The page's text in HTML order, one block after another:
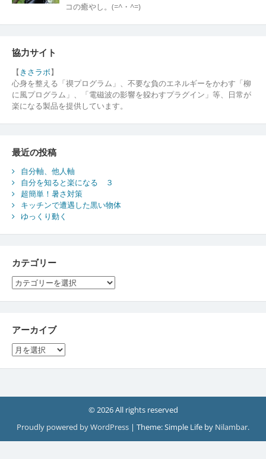
コの癒やし。(=^・^=)
協力サイト
【 きさラボ】
心身を整える「禊プログラム」、不要な負のエネルギーをかわす「柳
に風プログラム」、「電磁波の影響を躱わすプラグイン」等、日常が
楽になる製品を提供しています。
最近の投稿
自分軸、他人軸
自分を知ると楽になる ３
超簡単！暑さ対策
キッチンで遭遇した黒い物体
ゆっくり動く
カテゴリー
カ
テ
ゴ
ー
アーカイブ
ア
ー
カ
© 2026 All rights reserved
Proudly powered by WordPress | Theme: Simple Life by Nilambar.